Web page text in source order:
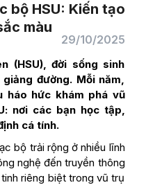
bộ HSU: Kiến tạo
màu
29/10/2025
(HSU), đời sống sinh
đường. Mỗi năm,
háo hức khám phá vũ
nơi các bạn học tập,
cá tính.
bộ trải rộng ở nhiều lĩnh
nghệ đến truyền thông
riêng biệt trong vũ trụ